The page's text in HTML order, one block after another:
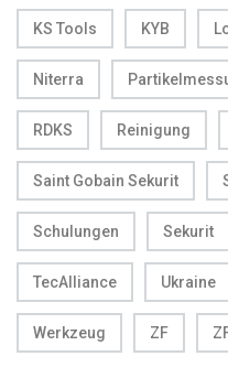
KS Tools KYB
Niterra
RDKS Reinigung
Saint Gobain Sekurit
Schulungen Sekurit
TecAlliance Ukraine
Werkzeug ZF